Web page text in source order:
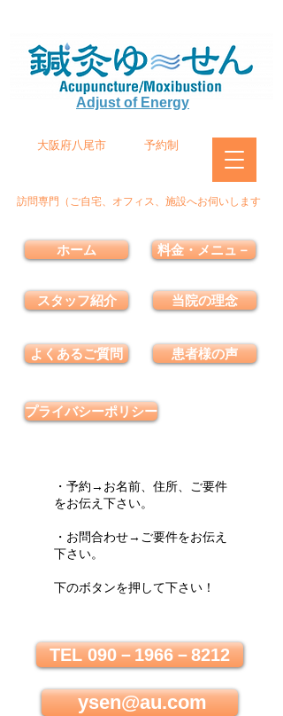
Adjust of Energy
大阪府八尾市 予約制
訪問専門（ご自宅、オフィス、施設へお伺いします
ホーム
スタッフ紹介
よくあるご質問
料金・メニュ－
当院の理念
患者様の声
プライバシーポリシー
・予約→お名前、住所、ご要件
をお伝え下さい。
・お問合わせ→ご要件をお伝え
下さい。
下のボタンを押して下さい！
TEL 090－1966－8212
ysen@au.com